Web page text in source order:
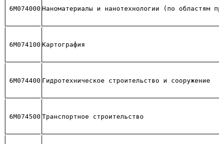
6М074000 Наноматериалы и нанотехнологии (по областям
6М074100 Картография
6М074400 Гидротехническое строительство и сооружение
6М074500 Транспортное строительство